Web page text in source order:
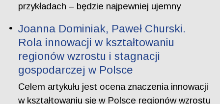
przykładach – będzie najpewniej ujemny
Joanna Dominiak, Paweł Churski.
Rola innowacji w kształtowaniu
regionów wzrostu i stagnacji
gospodarczej w Polsce
Celem artykułu jest ocena znaczenia innowacji
w kształtowaniu się w Polsce regionów wzrostu